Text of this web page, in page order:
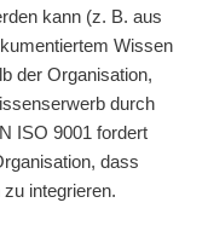
kann (z. B. aus
Wissen
der Organisation,
durch
ISO 9001 fordert
dass
integrieren.